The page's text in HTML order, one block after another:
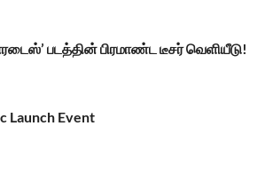
படத்தின் பிரமாண்ட டீசர் வெளியீடு!
Launch Event